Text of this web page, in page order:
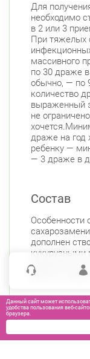
Для
необходимо
в 2 или 3
При тяжелых
массивного
по 30 драже
обычно, — по
количество
выраженный
не
драже на год
ребенку —
— 3 драже в
Состав
Особенности
дополнен
Увеличено
(вместо
Данный сайт может
удобства пользования веб-
браузера.